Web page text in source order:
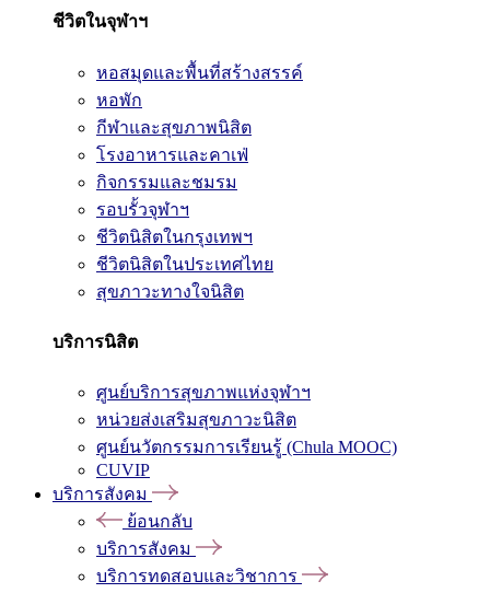
ชีวิตในจุฬาฯ
หอสมุดและพื้นที่สร้างสรรค์
หอพัก
กีฬาและสุขภาพนิสิต
โรงอาหารและคาเฟ่
กิจกรรมและชมรม
รอบรั้วจุฬาฯ
ชีวิตนิสิตในกรุงเทพฯ
ชีวิตนิสิตในประเทศไทย
สุขภาวะทางใจนิสิต
บริการนิสิต
ศูนย์บริการสุขภาพแห่งจุฬาฯ
หน่วยส่งเสริมสุขภาวะนิสิต
ศูนย์นวัตกรรมการเรียนรู้ (Chula MOOC)
CUVIP
บริการสังคม
ย้อนกลับ
บริการสังคม
บริการทดสอบและวิชาการ